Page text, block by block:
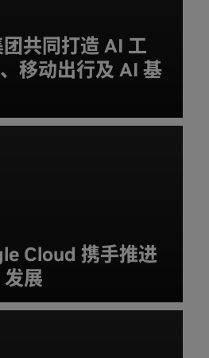
共同打造 AI 工
移动出行及 AI 基
Cloud 携手推进
展